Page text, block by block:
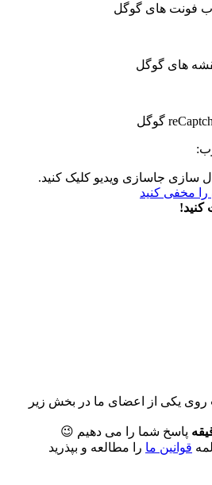
فونت های گوگل
های گوگل
سازی جاسازی ویدیو کلیک کنید.
مخفی کنید
کنید!
روی یکی از اعضای ما در بخش زیر
پاسخ شما را می دهیم 😉
قوانین ما را مطالعه و بپذرید